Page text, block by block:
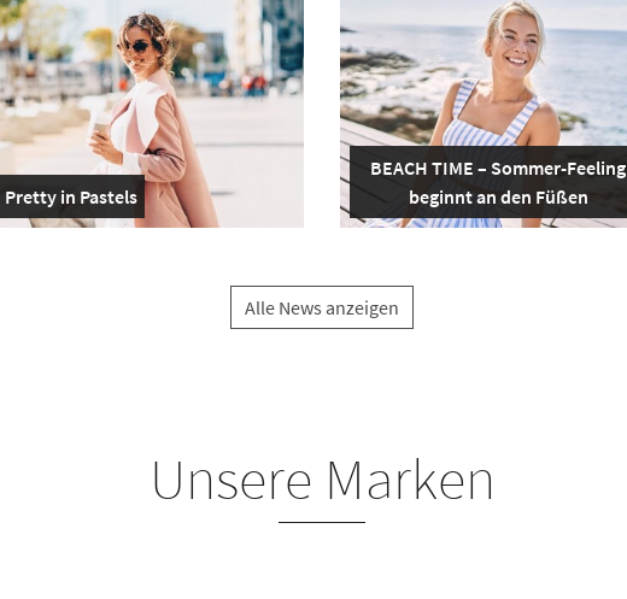
Pretty in Pastels
BEACH TIME – Sommer-Feeling
beginnt an den Füßen
Alle News anzeigen
Unsere Marken